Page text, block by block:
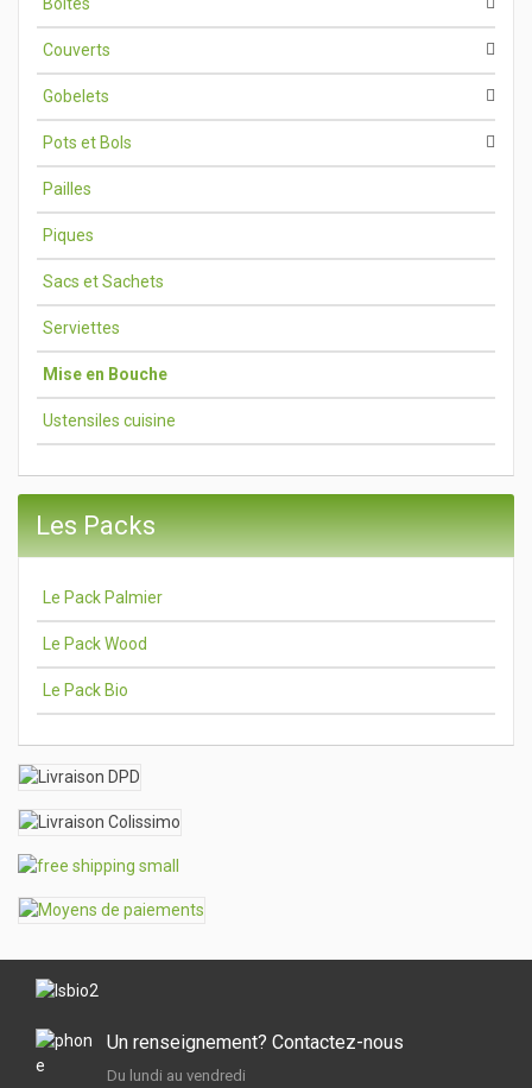
Couverts
Gobelets
Pots et Bols
Pailles
Piques
Sacs et Sachets
Serviettes
Mise en Bouche
Ustensiles cuisine
Les Packs
Le Pack Palmier
Le Pack Wood
Le Pack Bio
Un renseignement? Contactez-nous
Du lundi au vendredi